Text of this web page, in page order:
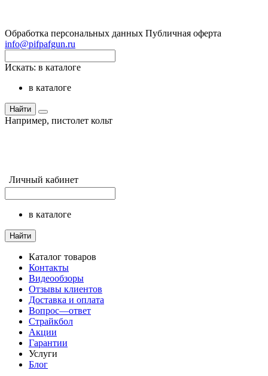
Обработка персональных данных Публичная оферта
info@pifpafgun.ru
Искать: в каталоге
в каталоге
Найти
Например, пистолет кольт
Личный кабинет
в каталоге
Найти
Каталог товаров
Контакты
Видеообзоры
Отзывы клиентов
Доставка и оплата
Вопрос—ответ
Страйкбол
Акции
Гарантии
Услуги
Блог